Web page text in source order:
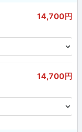
14,700円
14,700円